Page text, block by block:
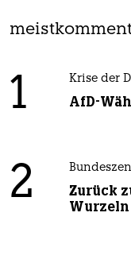
1 Krise der
AfD-
2
Zurück
Wurzeln